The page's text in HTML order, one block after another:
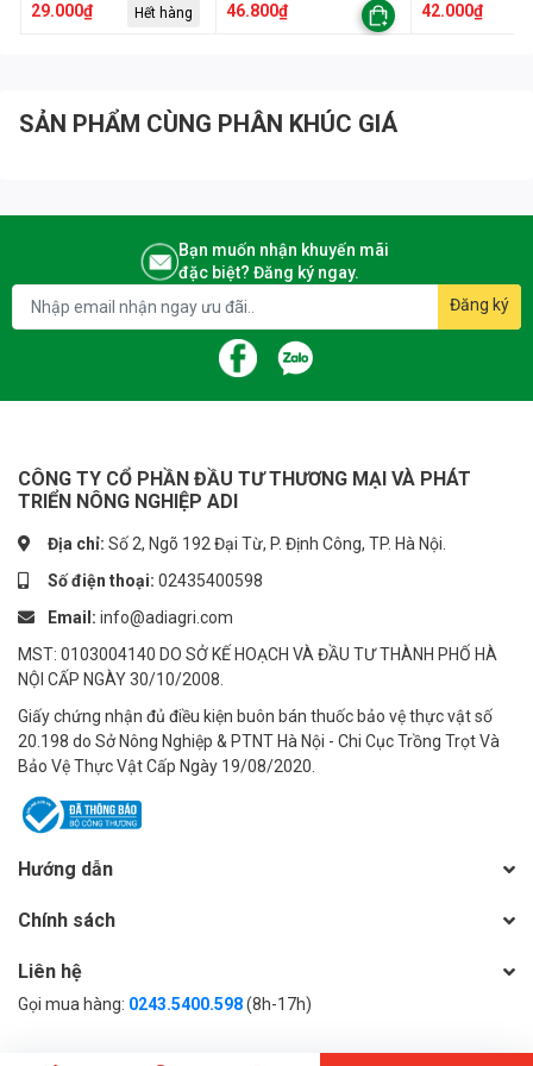
29.000₫
Hết hàng 46.800₫ 42.000₫
SẢN PHẨM CÙNG PHÂN KHÚC GIÁ
Bạn muốn nhận khuyến mãi
đặc biệt? Đăng ký ngay.
Đăng ký
CÔNG TY CỔ PHẦN ĐẦU TƯ THƯƠNG MẠI VÀ PHÁT
TRIỂN NÔNG NGHIỆP ADI
Địa chỉ: Số 2, Ngõ 192 Đại Từ, P. Định Công, TP. Hà Nội.
Số điện thoại: 02435400598
Email: info@adiagri.com
MST: 0103004140 DO SỞ KẾ HOẠCH VÀ ĐẦU TƯ THÀNH PHỐ HÀ
NỘI CẤP NGÀY 30/10/2008.
Giấy chứng nhận đủ điều kiện buôn bán thuốc bảo vệ thực vật số
20.198 do Sở Nông Nghiệp & PTNT Hà Nội - Chi Cục Trồng Trọt Và
Bảo Vệ Thực Vật Cấp Ngày 19/08/2020.
Hướng dẫn
Chính sách
Liên hệ
Gọi mua hàng: 0243.5400.598(8h-17h)